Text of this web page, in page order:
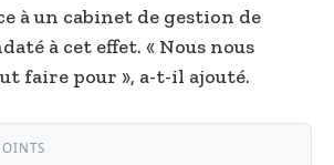
à un cabinet de gestion de
à cet effet. « Nous nous
faire pour », a-t-il ajouté.